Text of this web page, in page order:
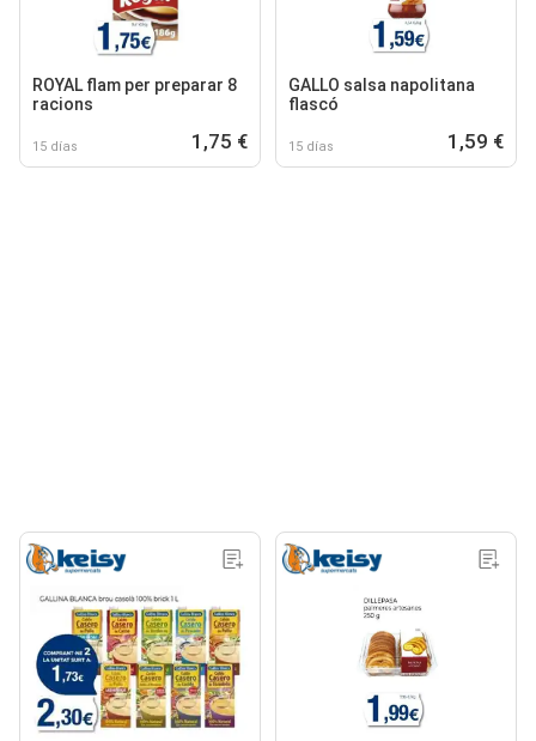
ROYAL flam per preparar 8
racions
15 días 1,75 €
GALLO salsa napolitana
flascó
15 días 1,59 €